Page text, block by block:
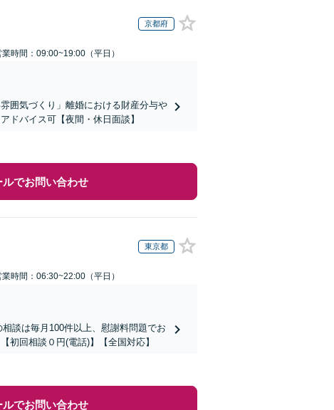
京都府
業時間：09:00~19:00（平日）
囲気づくり」離婚における財産分与や
ドバイス可【夜間・休日面談】
ルでお問い合わせ
東京都
業時間：06:30~22:00（平日）
談は毎月100件以上、慰謝料問題でお
初回相談０円(電話)】【全国対応】
ルでお問い合わせ